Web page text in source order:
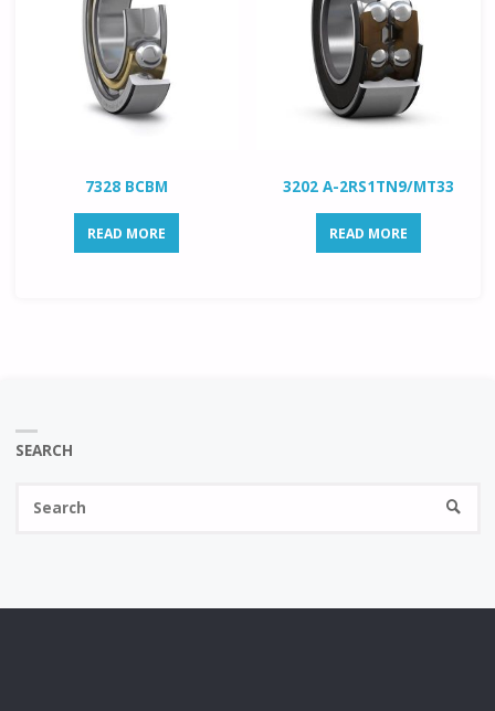
7328 BCBM
READ MORE
3202 A-2RS1TN9/MT33
READ MORE
SEARCH